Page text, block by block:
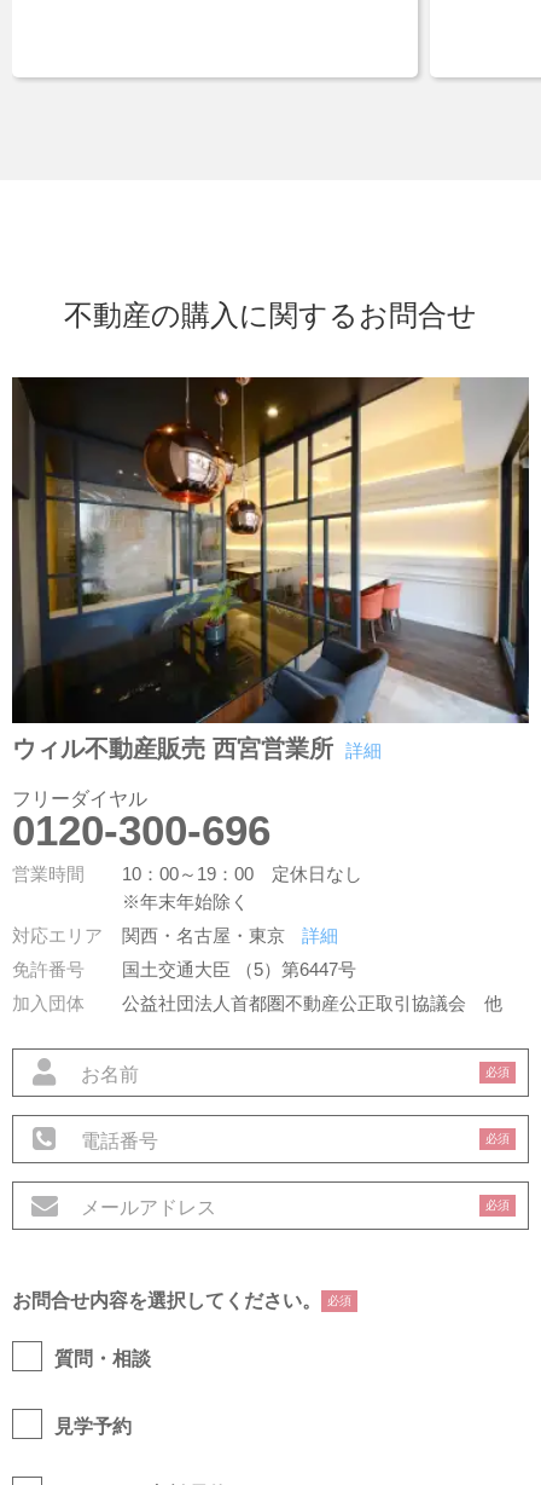
不動産の購入に関するお問合せ
ウィル不動産販売 西宮営業所 詳細
フリーダイヤル
0120-300-696
営業時間
10：00～19：00 定休日なし
※年末年始除く
対応エリア
関西・名古屋・東京
詳細
免許番号
国土交通大臣 （5）第6447号
加入団体
公益社団法人首都圏不動産公正取引協議会他
必須
必須
必須
お問合せ内容を選択してください。 必須
質問・相談
見学予約